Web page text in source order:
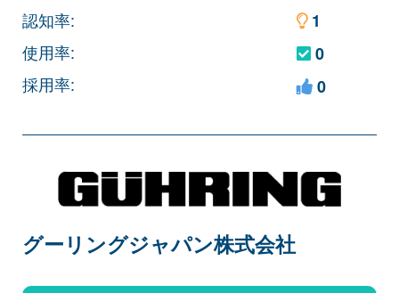
認知率:
使用率:
採用率:
1
0
0
グーリングジャパン株式会社